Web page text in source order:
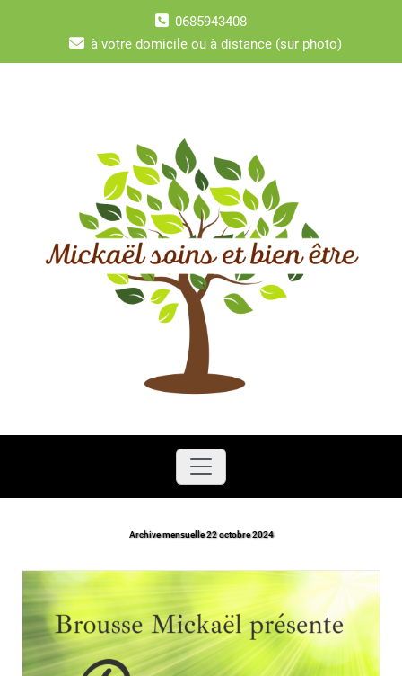
0685943408
à votre domicile ou à distance (sur photo)
Archive mensuelle 22 octobre 2024